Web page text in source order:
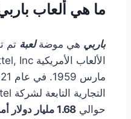
ما هي ألعاب
باربي هي موضةلعبة تم
حوالي 1.68 مليار دولار أمريكي